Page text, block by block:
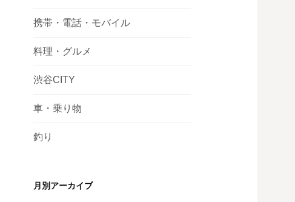
携帯・電話・モバイル
料理・グルメ
渋谷CITY
車・乗り物
釣り
月別アーカイブ